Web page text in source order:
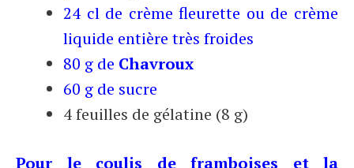
24 cl de crème fleurette ou de crème
liquide entière très froides
80 g de Chavroux
60 g de sucre
4 feuilles de gélatine (8 g)
Pour le coulis de framboises et la